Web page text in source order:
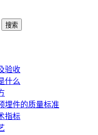
验收
什么
埋件的质量标准
指标